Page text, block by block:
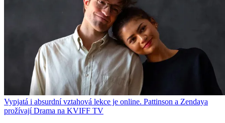
Vypjatá i absurdní vztahová lekce je online. Pattinson a Zendaya
prožívají Drama na KVIFF TV